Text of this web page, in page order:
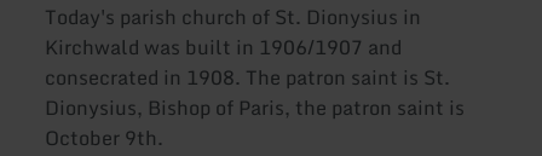
Today's parish church of St. Dionysius in
Kirchwald was built in 1906/1907 and
consecrated in 1908. The patron saint is St.
Dionysius, Bishop of Paris, the patron saint is
October 9th.